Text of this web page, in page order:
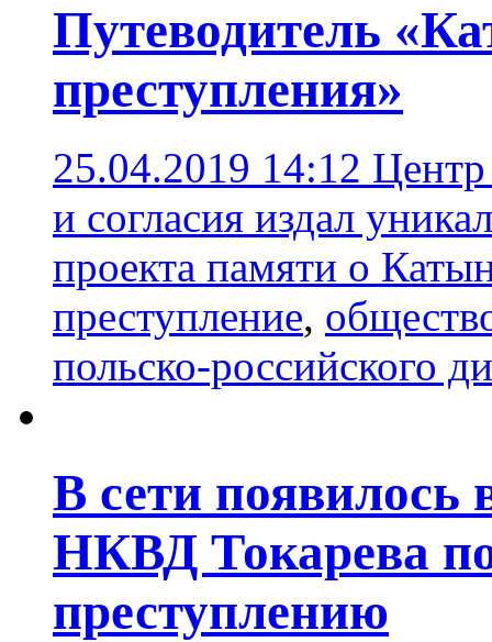
Путеводитель
преступления»
25.04.2019 14:12 Центр
и согласия издал
проекта памяти о
преступление,
польско-российского
В сети появилось
НКВД Токарева
преступлению